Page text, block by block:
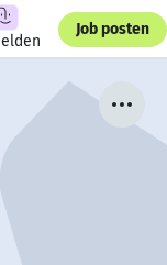
Job posten